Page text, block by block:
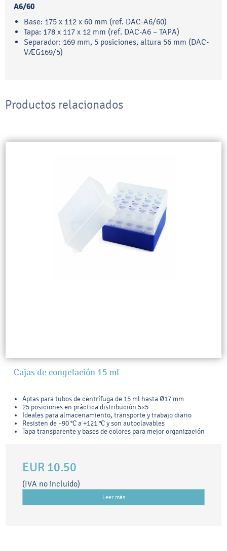
A6/60
Base: 175 x 112 x 60 mm (ref. DAC-A6/60)
Tapa: 178 x 117 x 12 mm (ref. DAC-A6 – TAPA)
Separador: 169 mm, 5 posiciones, altura 56 mm (DAC-
VÆG169/5)
Productos relacionados
Cajas de congelación 15 ml
Aptas para tubos de centrífuga de 15 ml hasta Ø17 mm
25 posiciones en práctica distribución 5×5
Ideales para almacenamiento, transporte y trabajo diario
Resisten de –90 °C a +121 °C y son autoclavables
Tapa transparente y bases de colores para mejor organización
EUR 10.50
(IVA no incluido)
Leer más